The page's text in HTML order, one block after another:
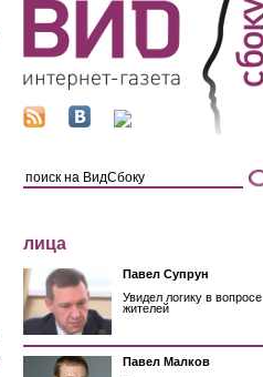
лица
Павел Супрун
Увидел логику в вопросе
жителей
Павел Малков